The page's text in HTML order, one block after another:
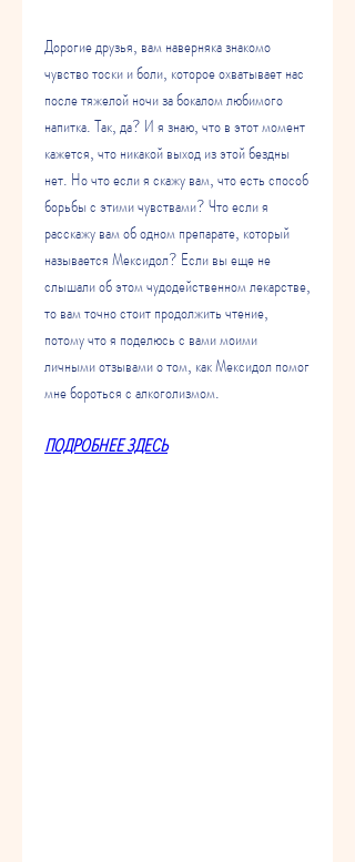
Дорогие друзья, вам наверняка знакомо
чувство тоски и боли, которое охватывает нас
после тяжелой ночи за бокалом любимого
напитка. Так, да? И я знаю, что в этот момент
кажется, что никакой выход из этой бездны
нет. Но что если я скажу вам, что есть способ
борьбы с этими чувствами? Что если я
расскажу вам об одном препарате, который
называется Мексидол? Если вы еще не
слышали об этом чудодейственном лекарстве,
то вам точно стоит продолжить чтение,
потому что я поделюсь с вами моими
личными отзывами о том, как Мексидол помог
мне бороться с алкоголизмом.
ПОДРОБНЕЕ ЗДЕСЬ